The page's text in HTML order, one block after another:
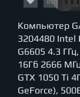
Компьютер
3204480 Intel
G6605 4.3
16Гб 2666
GTX 1050 Ti
GeForce),